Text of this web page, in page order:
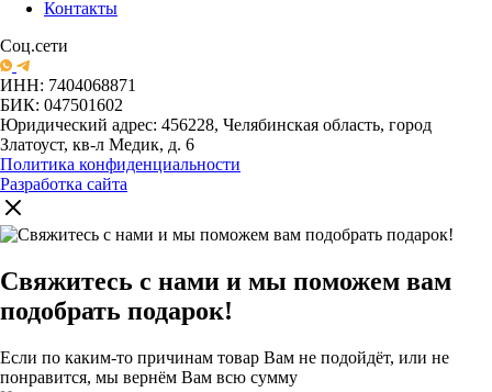
Контакты
Соц.сети
ИНН: 7404068871
БИК: 047501602
Юридический адрес: 456228, Челябинская область, город
Златоуст, кв-л Медик, д. 6
Политика конфиденциальности
Разработка сайта
Свяжитесь с нами и мы поможем вам
подобрать подарок!
Если по каким-то причинам товар Вам не подойдёт, или не
понравится, мы вернём Вам всю сумму